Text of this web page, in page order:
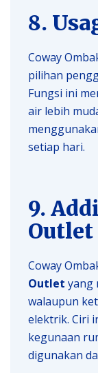
8.
Coway
pilihan
Fungsi ini
air lebih
setiap hari.
9.
Outlet
Coway
Outlet yang
walaupun
elektrik. Ciri
kegunaan
digunakan